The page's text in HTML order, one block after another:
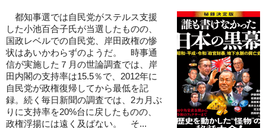
都知事選では自民党がステルス支援
した小池百合子氏が当選したものの、
国政レベルでの自民党、岸田政権の惨
状はあいかわらずのようだ。 時事通
信が実施した７月の世論調査では、岸
田内閣の支持率は15.5％で、2012年に
自民党が政権復帰してから最低を記
録。続く毎日新聞の調査では、2カ月ぶ
りに支持率を20%台に戻したものの、
政権浮揚には遠く及ばない。 そ...